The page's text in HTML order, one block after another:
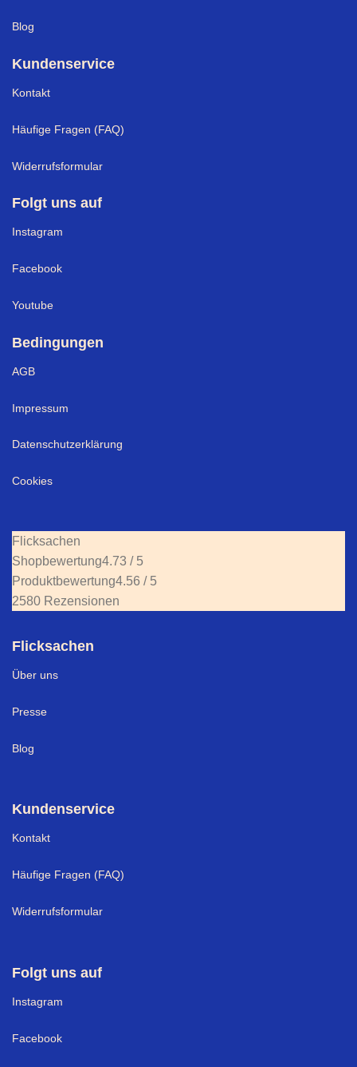
Blog
Kundenservice
Kontakt
Häufige Fragen (FAQ)
Widerrufsformular
Folgt uns auf
Instagram
Facebook
Youtube
Bedingungen
AGB
Impressum
Datenschutzerklärung
Cookies
Flicksachen
Shopbewertung4.73 / 5
Produktbewertung4.56 / 5
2580 Rezensionen
Flicksachen
Über uns
Presse
Blog
Kundenservice
Kontakt
Häufige Fragen (FAQ)
Widerrufsformular
Folgt uns auf
Instagram
Facebook